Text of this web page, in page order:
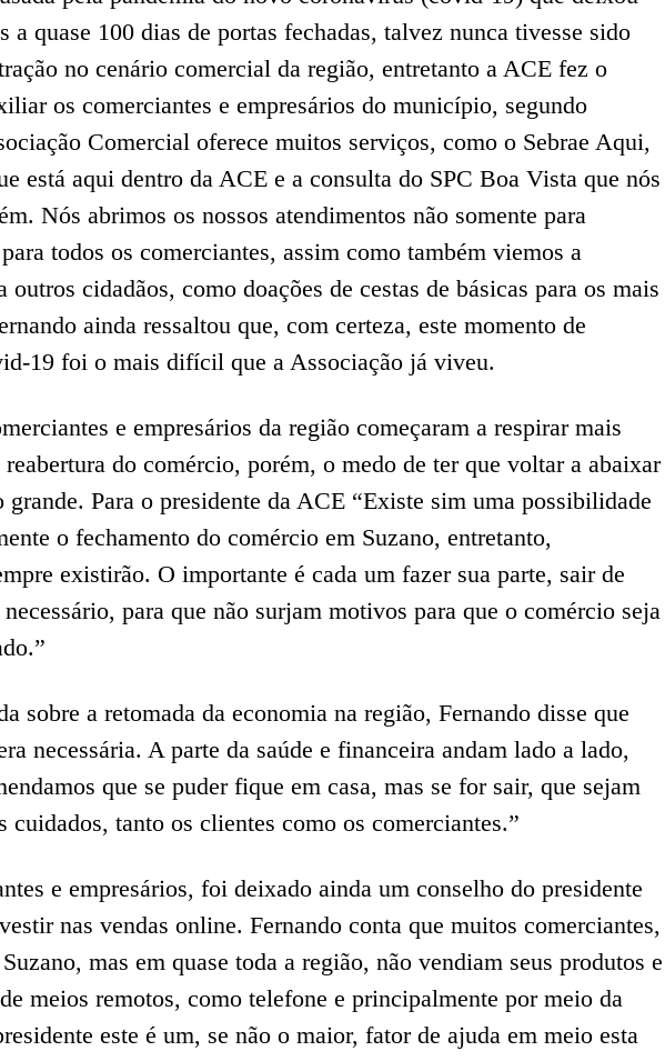
a quase 100 dias de portas fechadas, talvez nunca tivesse sido
no cenário comercial da região, entretanto a ACE fez o
os comerciantes e empresários do município, segundo
Comercial oferece muitos serviços, como o Sebrae Aqui,
está aqui dentro da ACE e a consulta do SPC Boa Vista que nós
Nós abrimos os nossos atendimentos não somente para
todos os comerciantes, assim como também viemos a
outros cidadãos, como doações de cestas de básicas para os mais
ainda ressaltou que, com certeza, este momento de
19 foi o mais difícil que a Associação já viveu.
e empresários da região começaram a respirar mais
do comércio, porém, o medo de ter que voltar a abaixar
grande. Para o presidente da ACE “Existe sim uma possibilidade
o fechamento do comércio em Suzano, entretanto,
existirão. O importante é cada um fazer sua parte, sair de
para que não surjam motivos para que o comércio seja
sobre a retomada da economia na região, Fernando disse que
necessária. A parte da saúde e financeira andam lado a lado,
que se puder fique em casa, mas se for sair, que sejam
cuidados, tanto os clientes como os comerciantes.”
e empresários, foi deixado ainda um conselho do presidente
nas vendas online. Fernando conta que muitos comerciantes,
mas em quase toda a região, não vendiam seus produtos e
meios remotos, como telefone e principalmente por meio da
este é um, se não o maior, fator de ajuda em meio esta